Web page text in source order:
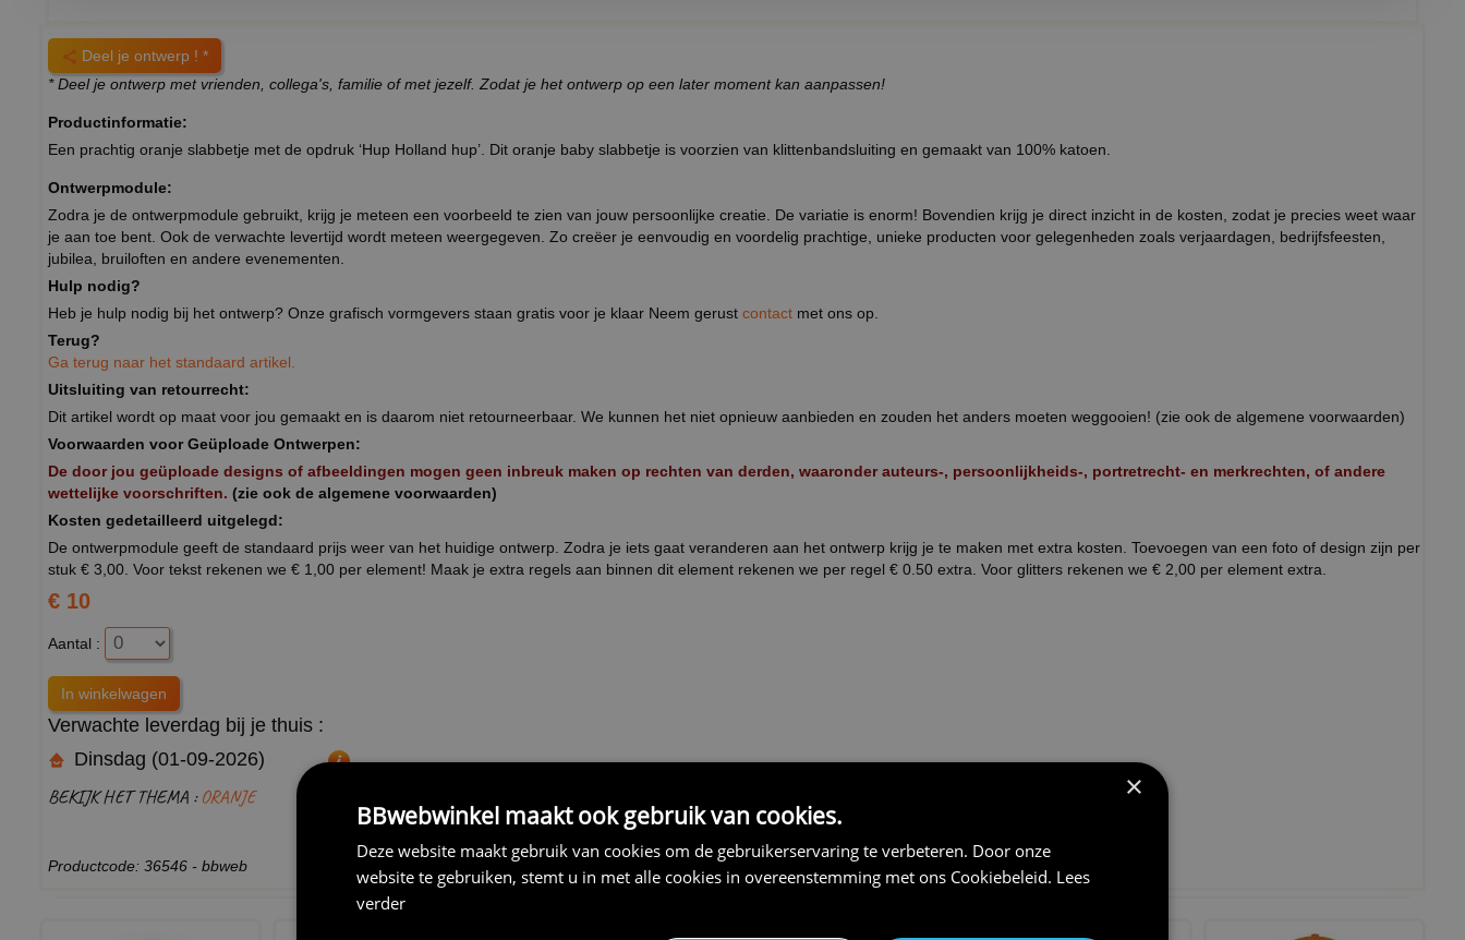
Deel je ontwerp ! *
* Deel je ontwerp met vrienden, collega's, familie of met jezelf. Zodat je het ontwerp op een later moment kan aanpassen!
Productinformatie:
Een prachtig oranje slabbetje met de opdruk ‘Hup Holland hup’. Dit oranje baby slabbetje is voorzien van klittenbandsluiting en gemaakt van 100% katoen.
Ontwerpmodule:
Zodra je de ontwerpmodule gebruikt, krijg je meteen een voorbeeld te zien van jouw persoonlijke creatie. De variatie is enorm! Bovendien krijg je direct inzicht in de kosten, zodat je precies weet waar
je aan toe bent. Ook de verwachte levertijd wordt meteen weergegeven. Zo creëer je eenvoudig en voordelig prachtige, unieke producten voor gelegenheden zoals verjaardagen, bedrijfsfeesten,
jubilea, bruiloften en andere evenementen.
Hulp nodig?
Heb je hulp nodig bij het ontwerp? Onze grafisch vormgevers staan gratis voor je klaar Neem gerust contact met ons op.
Terug?
Ga terug naar het standaard artikel.
Uitsluiting van retourrecht:
Dit artikel wordt op maat voor jou gemaakt en is daarom niet retourneerbaar. We kunnen het niet opnieuw aanbieden en zouden het anders moeten weggooien! (zie ook de algemene voorwaarden)
Voorwaarden voor Geüploade Ontwerpen:
De door jou geüploade designs of afbeeldingen mogen geen inbreuk maken op rechten van derden, waaronder auteurs-, persoonlijkheids-, portretrecht- en merkrechten, of andere
wettelijke voorschriften. (zie ook de algemene voorwaarden)
Kosten gedetailleerd uitgelegd:
De ontwerpmodule geeft de standaard prijs weer van het huidige ontwerp. Zodra je iets gaat veranderen aan het ontwerp krijg je te maken met extra kosten. Toevoegen van een foto of design zijn per
stuk € 3,00. Voor tekst rekenen we € 1,00 per element! Maak je extra regels aan binnen dit element rekenen we per regel € 0.50 extra. Voor glitters rekenen we € 2,00 per element extra.
€ 10
Aantal :
Verwachte leverdag bij je thuis :
Dinsdag (01-09-2026)
BEKIJK HET THEMA :ORANJE
Productcode: 36546 - bbweb
×
BBwebwinkel maakt ook gebruik van cookies.
Deze website maakt gebruik van cookies om de gebruikerservaring te verbeteren. Door onze
website te gebruiken, stemt u in met alle cookies in overeenstemming met ons Cookiebeleid. Lees
verder